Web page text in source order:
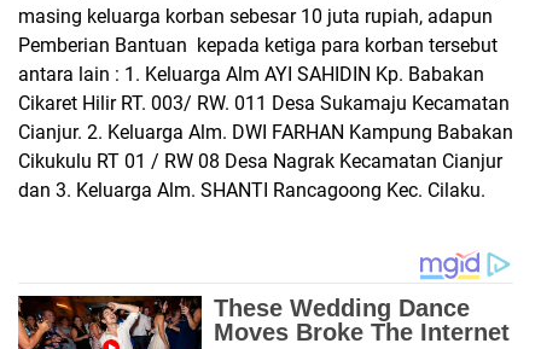
masing keluarga korban sebesar 10 juta rupiah, adapun
Pemberian Bantuan kepada ketiga para korban tersebut
antara lain : 1. Keluarga Alm AYI SAHIDIN Kp. Babakan
Cikaret Hilir RT. 003/ RW. 011 Desa Sukamaju Kecamatan
Cianjur. 2. Keluarga Alm. DWI FARHAN Kampung Babakan
Cikukulu RT 01 / RW 08 Desa Nagrak Kecamatan Cianjur
dan 3. Keluarga Alm. SHANTI Rancagoong Kec. Cilaku.